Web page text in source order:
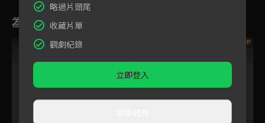
為您推薦
VIP
略過片頭尾
收藏片單
觀劇紀錄
立即登入